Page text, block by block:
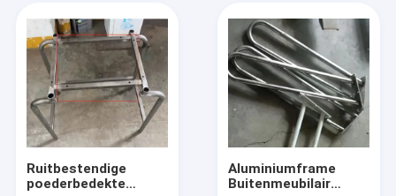
Ruitbestendige
poederbedekte
Aluminiumframe
Buitenmeubilair